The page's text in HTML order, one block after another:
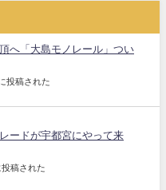
へ「大島モノレール」つい
投稿された
ードが宇都宮にやって来
稿された